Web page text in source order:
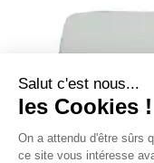
Salut c'est nous...
les Cookies !
On a attendu d'être sûrs
ce site vous intéresse